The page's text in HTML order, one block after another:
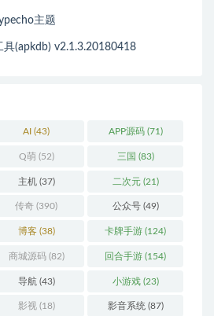
主题
(apkdb) v2.1.3.20180418
AI (43) APP源码(71)
Q萌(52) 三国 (83)
主机(37) 二次元(21)
传奇 (390) 公众号(49)
博客(38) 卡牌手游 (124)
商城源码(82) 回合手游 (154)
导航(43) 小游戏(23)
影视(18) 影音系统 (87)